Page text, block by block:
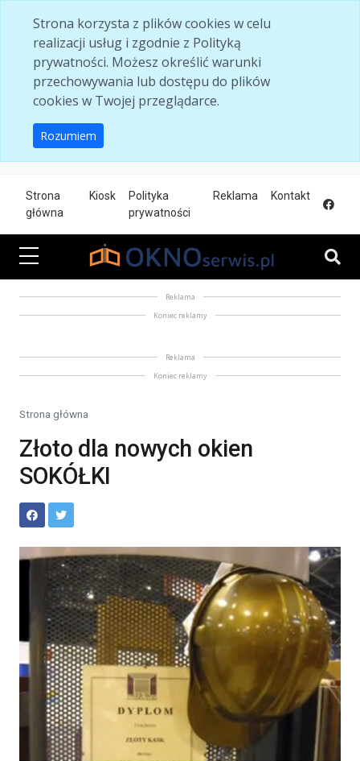
Strona korzysta z plików cookies w celu
realizacji usług i zgodnie z Polityką
prywatności. Możesz określić warunki
przechowywania lub dostępu do plików
cookies w Twojej przeglądarce.
Rozumiem
Strona
główna
Kiosk
Polityka
prywatności
Reklama Kontakt
Reklama
Koniec reklamy
Reklama
Koniec reklamy
Strona główna
Złoto dla nowych okien
SOKÓŁKI